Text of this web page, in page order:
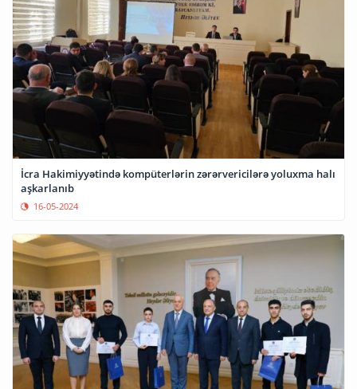
İcra Hakimiyyətində kompüterlərin zərərvericilərə yoluxma halı
aşkarlanıb
16-05-2024